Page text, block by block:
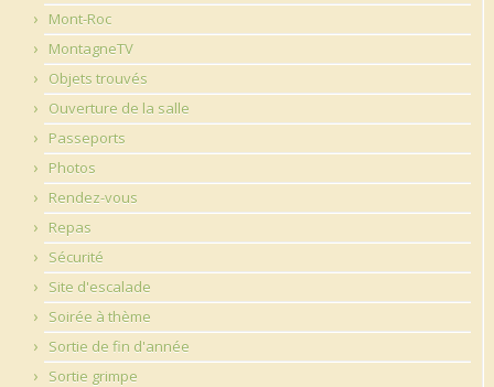
Mont-Roc
MontagneTV
Objets trouvés
Ouverture de la salle
Passeports
Photos
Rendez-vous
Repas
Sécurité
Site d'escalade
Soirée à thème
Sortie de fin d'année
Sortie grimpe